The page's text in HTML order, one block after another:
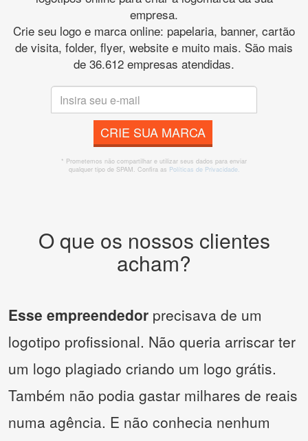
empresa.
Crie seu logo e marca online: papelaria, banner, cartão
de visita, folder, flyer, website e muito mais. São mais
de 36.612 empresas atendidas.
CRIE SUA MARCA
* Prometemos não compartilhar e utilizar seus dados para enviar
qualquer tipo de SPAM. Confira as Políticas de Privacidade.
O que os nossos clientes
acham?
Esse empreendedor precisava de um
logotipo profissional. Não queria arriscar ter
um logo plagiado criando um logo grátis.
Também não podia gastar milhares de reais
numa agência. E não conhecia nenhum